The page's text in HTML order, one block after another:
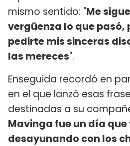
mismo sentido: "Me
vergüenza lo que pasó,
pedirte mis sinceras
las mereces".
Enseguida recordó en
en el que lanzó esas
destinadas a su
Mavinga fue un día
desayunando con los